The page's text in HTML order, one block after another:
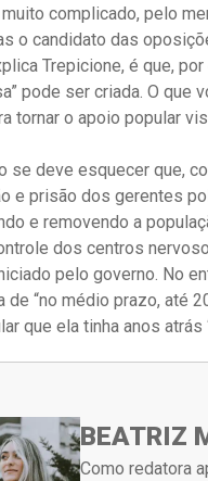
muito complicado, pelo
o candidato das
Trepicione, é que,
pode ser criada. O
tornar o apoio popular
se deve esquecer que,
e prisão dos gerentes
e removendo a
dos centros
pelo governo. No
de “no médio prazo, até
que ela tinha anos atrás
BEATRIZ
Como redatora